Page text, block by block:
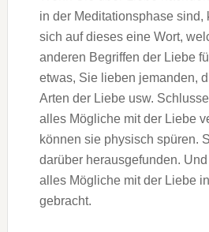
in der Meditationsphase sind,
sich auf dieses eine Wort,
anderen Begriffen der Liebe
etwas, Sie lieben jemanden,
Arten der Liebe usw.
alles Mögliche mit der Liebe
können sie physisch spüren.
darüber herausgefunden.
alles Mögliche mit der Liebe
gebracht.